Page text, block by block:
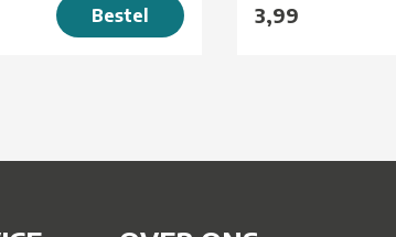
Bestel 3,99